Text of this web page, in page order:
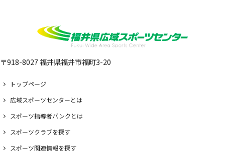
〒918-8027 福井県福井市福町3-20
トップページ
広域スポーツセンターとは
スポーツ指導者バンクとは
スポーツクラブを探す
スポーツ関連情報を探す